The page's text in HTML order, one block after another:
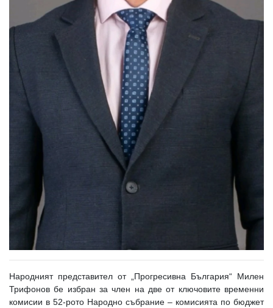
Народният представител от „Прогресивна България“ Милен
Трифонов бе избран за член на две от ключовите временни
комисии в 52-рото Народно събрание – комисията по бюджет